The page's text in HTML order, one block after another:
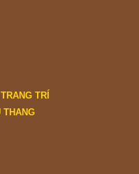
TRÍ
THANG